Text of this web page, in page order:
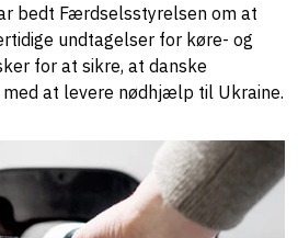
bedt Færdselsstyrelsen om at
undtagelser for køre- og
for at sikre, at danske
at levere nødhjælp til Ukraine.